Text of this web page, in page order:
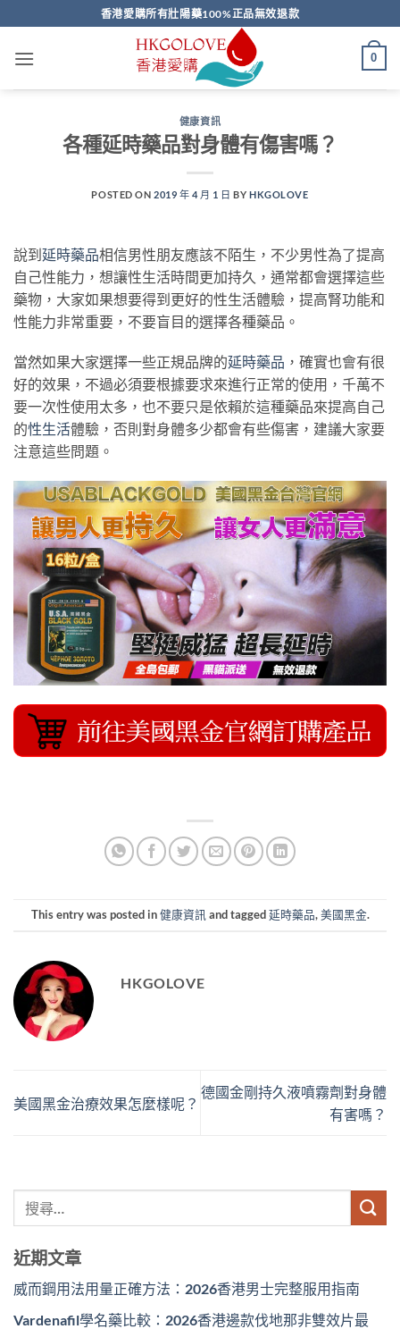
to
content
香港愛購所有壯陽藥100%正品無效退款
0
健康資訊
各種延時藥品對身體有傷害嗎？
POSTED ON2019 年 4 月 1 日 BYHKGOLOVE
說到延時藥品相信男性朋友應該不陌生，不少男性為了提高
自己性能力，想讓性生活時間更加持久，通常都會選擇這些
藥物，大家如果想要得到更好的性生活體驗，提高腎功能和
性能力非常重要，不要盲目的選擇各種藥品。
當然如果大家選擇一些正規品牌的延時藥品 ，確實也會有很
好的效果，不過必須要根據要求來進行正常的使用，千萬不
要一次性使用太多，也不要只是依賴於這種藥品來提高自己
的性生活體驗，否則對身體多少都會有些傷害，建議大家要
注意這些問題。
This entry was posted in健康資訊and tagged延時藥品,美國黑金.
HKGOLOVE
美國黑金治療效果怎麼樣呢？
德國金剛持久液噴霧劑對身體
有害嗎？
近期文章
威而鋼用法用量正確方法：2026香港男士完整服用指南
Vardenafil學名藥比較：2026香港邊款伐地那非雙效片最